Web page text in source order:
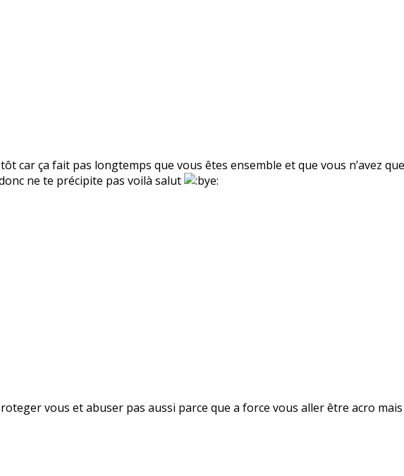
car ça fait pas longtemps que vous êtes ensemble et que vous n’avez
ne te précipite pas voilà salut
vous et abuser pas aussi parce que a force vous aller être acro mais